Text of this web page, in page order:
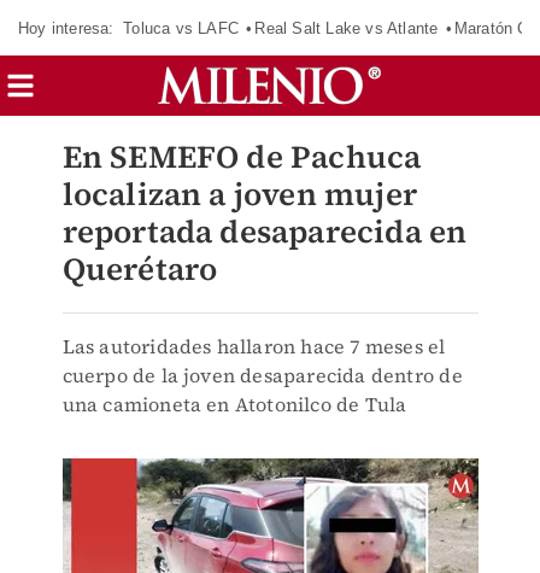
Hoy interesa: Toluca vs LAFC Real Salt Lake vs Atlante Maratón
En SEMEFO de Pachuca
localizan a joven mujer
reportada desaparecida en
Querétaro
Las autoridades hallaron hace 7 meses el
cuerpo de la joven desaparecida dentro de
una camioneta en Atotonilco de Tula